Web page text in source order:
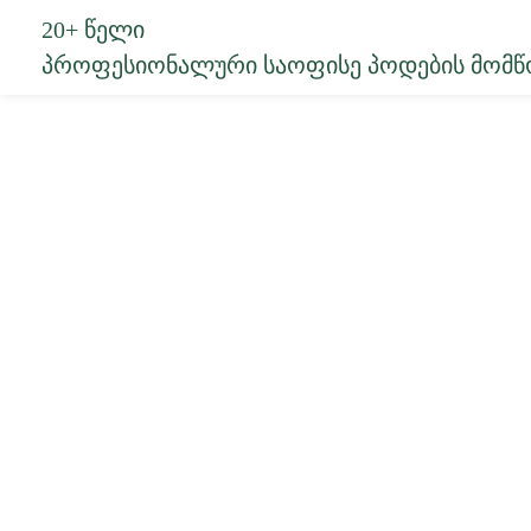
20+ Წელი
Პროფესიონალური Საოფისე Პოდების